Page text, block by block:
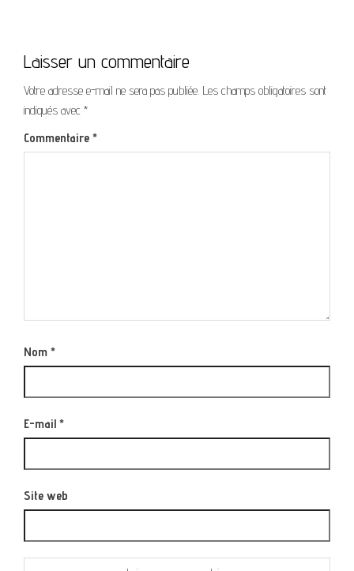
Laisser un commentaire
Votre adresse e-mail ne sera pas publiée. Les champs obligatoires sont
indiqués avec *
Commentaire *
Nom *
E-mail *
Site web